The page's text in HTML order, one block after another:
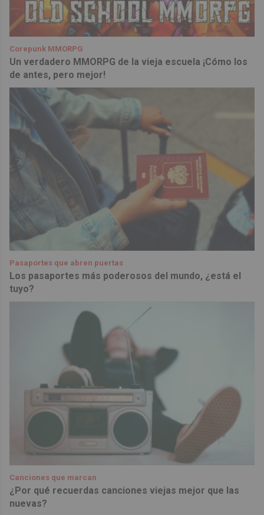
Corepunk MMORPG
Un verdadero MMORPG de la vieja escuela ¡Cómo los
de antes, pero mejor!
Pasaportes que abren puertas
Los pasaportes más poderosos del mundo, ¿está el
tuyo?
Canciones que marcan
¿Por qué recuerdas canciones viejas mejor que las
nuevas?